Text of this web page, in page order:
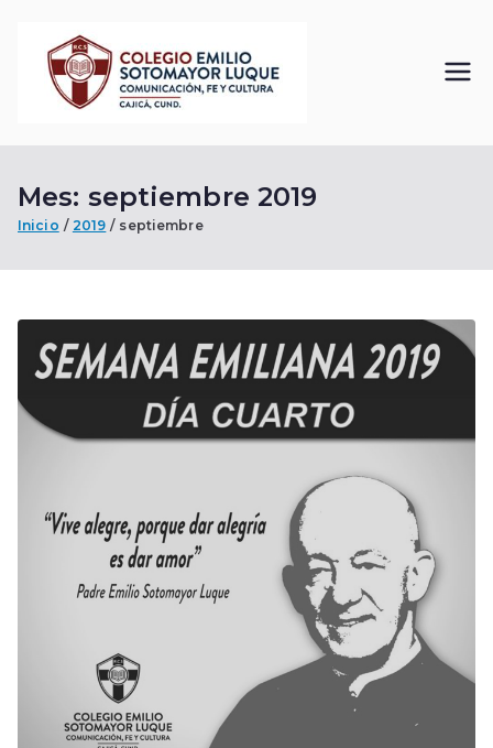
contenido
Emilio
Sotom
ayor
Luque
Comunicación, Fe
Mes: septiembre 2019
Inicio 2019 septiembre